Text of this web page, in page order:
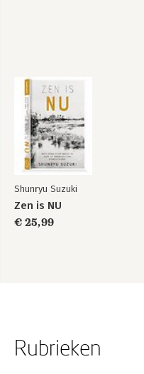
Shunryu Suzuki
Zen is NU
€ 25,99
Rubrieken